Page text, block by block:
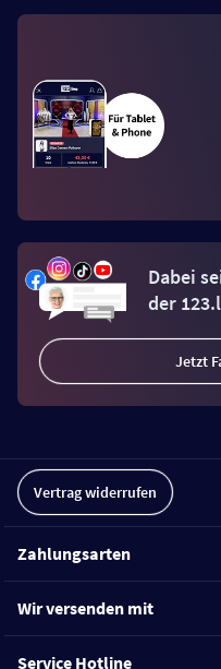
Dabei
der
Jetzt
Vertrag widerrufen
Zahlungsarten
Wir versenden mit
Service Hotline